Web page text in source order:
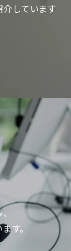
しています
す。